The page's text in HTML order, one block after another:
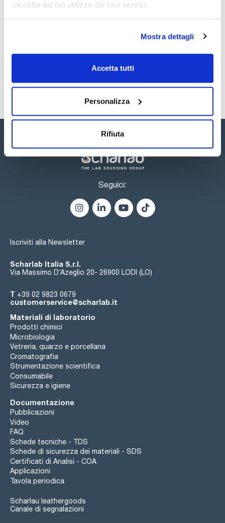
raccolto dal tuo utilizzo dei loro servizi.
Mostra dettagli
Accetta tutti
Personalizza
Rifiuta
TDS / Scheda tecnica
COA
Registrati per i download
Registrati per i download
Seguici:
Iscriviti alla Newsletter
Scharlab Italia S.r.l.
Via Massimo D’Azeglio 20- 26900 LODI (LO)
T +39 02 9823 0679
customerservice@scharlab.it
Materiali di laboratorio
Prodotti chimici
Microbiologia
Vetreria, quarzo e porcellana
Cromatografia
Strumentazione scientifica
Consumabile
Sicurezza e igiene
Documentazione
Pubblicazioni
Video
FAQ
Schede tecniche - TDS
Schede di sicurezza dei materiali - SDS
Certificati di Analisi - COA
Applicazioni
Tavola periodica
Scharlau leathergoods
Canale di segnalazioni